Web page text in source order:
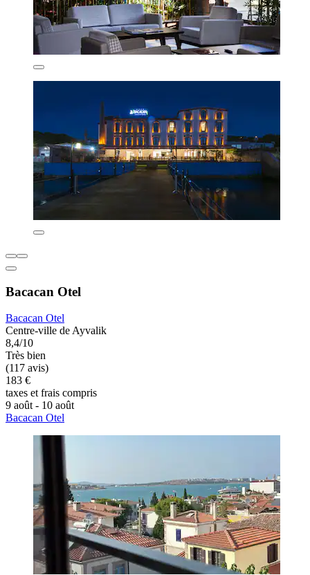
Bacacan Otel
Bacacan Otel
Centre-ville de Ayvalik
8,4/10
Très bien
(117 avis)
183 €
taxes et frais compris
9 août - 10 août
Bacacan Otel